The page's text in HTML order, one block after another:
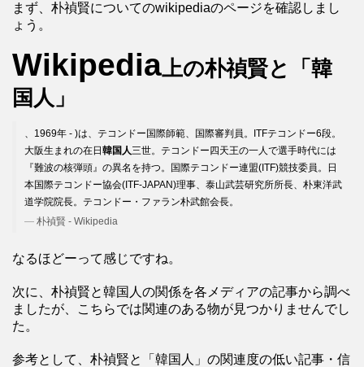
まず、朴禎賢についてのwikipediaのページを確認しまし
ょう。
Wikipedia上の朴禎賢と「韓
国人」
、1969年 - )は、テコンドー国際師範、国際審判員。ITFテコンドー6段。
大阪生まれの在日韓国人 三世。テコンドー四天王の一人で選手時代には
『難波の核弾頭』の異名を持つ。国際テコンドー連盟(ITF)競技委員。日
本国際テコンドー協会(ITF-JAPAN)理事、泰山武芸研究所所長、朴東洋武
道学院院長。テコンドー・ファラン朴武館会長。
朴禎賢 - Wikipedia
なるほどーって感じですね。
次に、朴禎賢と韓国人の関係を各メディアの記事から調べ
ましたが、こちらでは関連のある物が見つかりませんでし
た。
参考として、朴禎賢と「韓国人」の関連度の低い記事・信